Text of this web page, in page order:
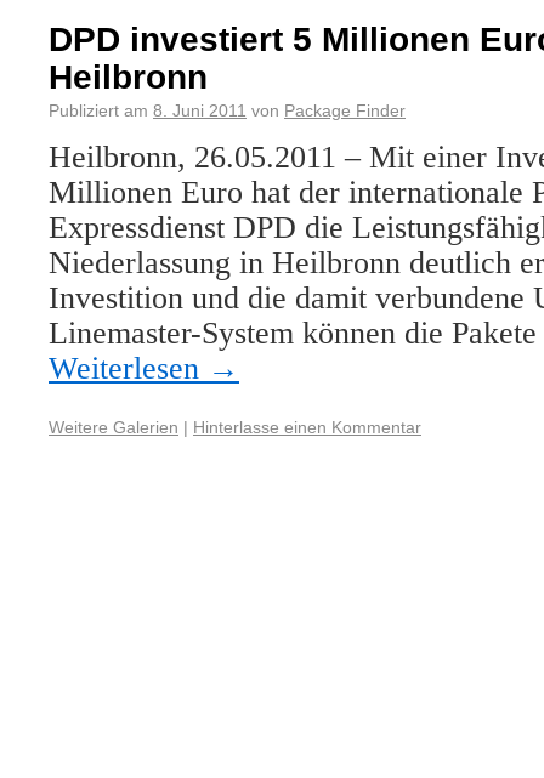
DPD investiert 5 Millionen
Heilbronn
Publiziert am 8. Juni 2011 von Package Finder
Heilbronn, 26.05.2011 – Mit einer
Millionen Euro hat der internationale
Expressdienst DPD die
Niederlassung in Heilbronn deutlich
Investition und die damit verbundene
Linemaster-System können die
Weiterlesen →
Weitere Galerien | Hinterlasse einen Kommentar